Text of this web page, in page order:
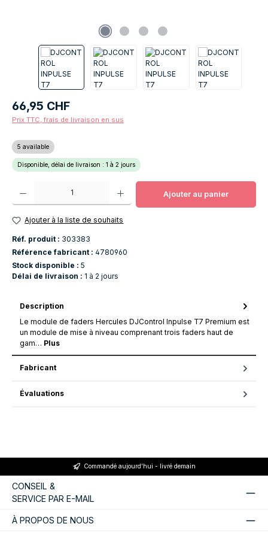
Prix régulier :
66,95 CHF
Prix TTC, frais de livraison en sus
5 available
Disponible, délai de livraison : 1 à 2 jours
Quantité de produit : Entrez la quantité souhaitée ou utilisez les boutons
Ajouter au panier
Ajouter à la liste de souhaits
Réf. produit : 303383
Référence fabricant : 4780960
Stock disponible : 5
Délai de livraison : 1 à 2 jours
Description
Le module de faders Hercules DJControl Inpulse T7 Premium est
un module de mise à niveau comprenant trois faders haut de
gam… Plus
Fabricant
Évaluations
Commandé aujourd'hui - livré demain
CONSEIL &
SERVICE PAR E-MAIL
À PROPOS DE NOUS